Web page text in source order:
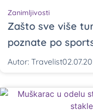
Zanimljivosti
Zašto sve više
poznate po
Autor: Travelist